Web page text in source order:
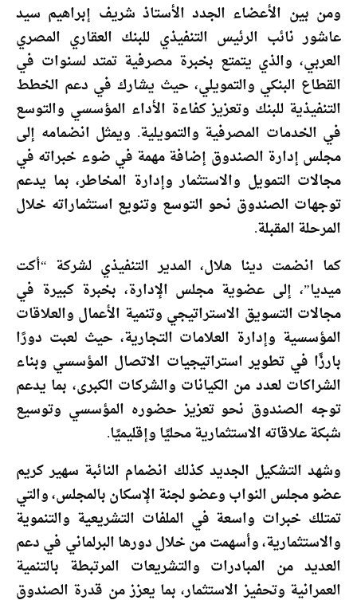
ومن بين الأعضاء الجدد الأستاذ شريف إبراهيم سيد
عاشور نائب الرئيس التنفيذي للبنك العقاري المصري
العربي، والذي يتمتع بخبرة مصرفية تمتد لسنوات في
القطاع البنكي والتمويلي، حيث يشارك في دعم الخطط
التنفيذية للبنك وتعزيز كفاءة الأداء المؤسسي والتوسع
في الخدمات المصرفية والتمويلية. ويمثل انضمامه إلى
مجلس إدارة الصندوق إضافة مهمة في ضوء خبراته في
مجالات التمويل والاستثمار وإدارة المخاطر، بما يدعم
توجهات الصندوق نحو التوسع وتنويع استثماراته خلال
المرحلة المقبلة.
كما انضمت دينا هلال، المدير التنفيذي لشركة “أكت
ميديا”، إلى عضوية مجلس الإدارة، بخبرة كبيرة في
مجالات التسويق الاستراتيجي وتنمية الأعمال والعلاقات
المؤسسية وإدارة العلامات التجارية، حيث لعبت دورًا
بارزًا في تطوير استراتيجيات الاتصال المؤسسي وبناء
الشراكات لعدد من الكيانات والشركات الكبرى، بما يدعم
توجه الصندوق نحو تعزيز حضوره المؤسسي وتوسيع
شبكة علاقاته الاستثمارية محليًا وإقليميًا.
وشهد التشكيل الجديد كذلك انضمام النائبة سهير كريم
عضو مجلس النواب وعضو لجنة الإسكان بالمجلس، والتي
تمتلك خبرات واسعة في الملفات التشريعية والتنموية
والاستثمارية، وأسهمت من خلال دورها البرلماني في دعم
العديد من المبادرات والتشريعات المرتبطة بالتنمية
العمرانية وتحفيز الاستثمار، بما يعزز من قدرة الصندوق